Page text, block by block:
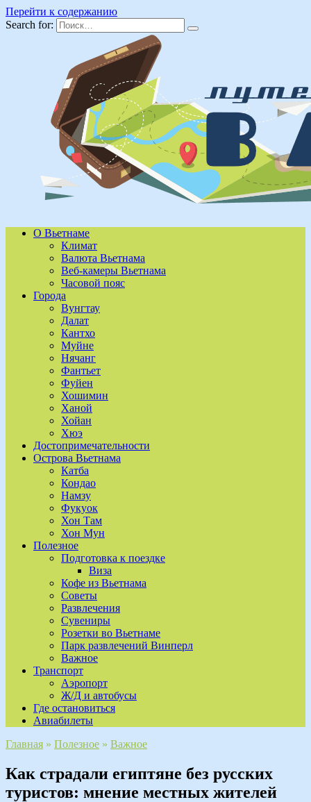
Перейти к содержанию
Search for:
О Вьетнаме
Климат
Валюта Вьетнама
Веб-камеры Вьетнама
Часовой пояс
Города
Вунгтау
Далат
Кантхо
Муйне
Нячанг
Фантьет
Фуйен
Хошимин
Ханой
Хойан
Хюэ
Достопримечательности
Острова Вьетнама
Катба
Кондао
Намзу
Фукуок
Хон Там
Хон Мун
Полезное
Подготовка к поездке
Виза
Кофе из Вьетнама
Советы
Развлечения
Сувениры
Розетки во Вьетнаме
Парк развлечений Винперл
Важное
Транспорт
Аэропорт
Ж/Д и автобусы
Где остановиться
Авиабилеты
Главная » Полезное » Важное
Как страдали египтяне без русских
туристов: мнение местных жителей